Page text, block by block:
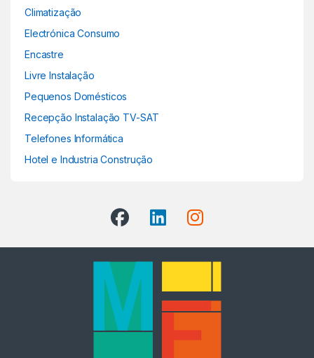
Climatização
Electrónica Consumo
Encastre
Livre Instalação
Pequenos Domésticos
Recepção Instalação TV-SAT
Telefones Informática
Hotel e Industria Construção